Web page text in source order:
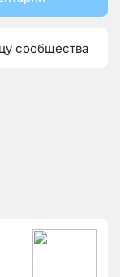
сообщества